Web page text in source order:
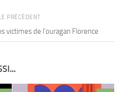
PRÉCÉDENT
victimes de l’ouragan Florence